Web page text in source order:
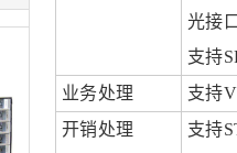
光接
支持
业务处理
支持
开销处理
支持